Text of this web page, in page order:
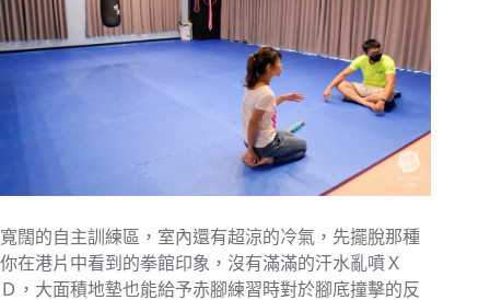
寬闊的自主訓練區，室內還有超涼的冷氣，先擺脫那種
你在港片中看到的拳館印象，沒有滿滿的汗水亂噴Ｘ
Ｄ，大面積地墊也能給予赤腳練習時對於腳底撞擊的反